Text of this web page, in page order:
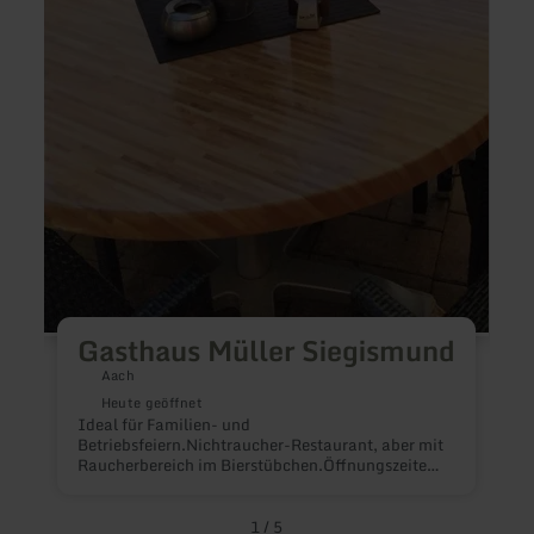
Gasthaus Müller Siegismund
Aach
Heute geöffnet
Ideal für Familien- und
Betriebsfeiern.Nichtraucher-Restaurant, aber mit
Raucherbereich im Bierstübchen.Öffnungszeiten:
Uhr.Große Außenterasse.
1 / 5